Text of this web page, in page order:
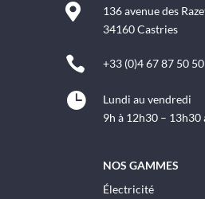

136 avenue des
34160 Castries
 +33 (0)4 67 87 50 50

Lundi au vendredi
9h à 12h30 – 13h30
NOS GAMMES
Électricité